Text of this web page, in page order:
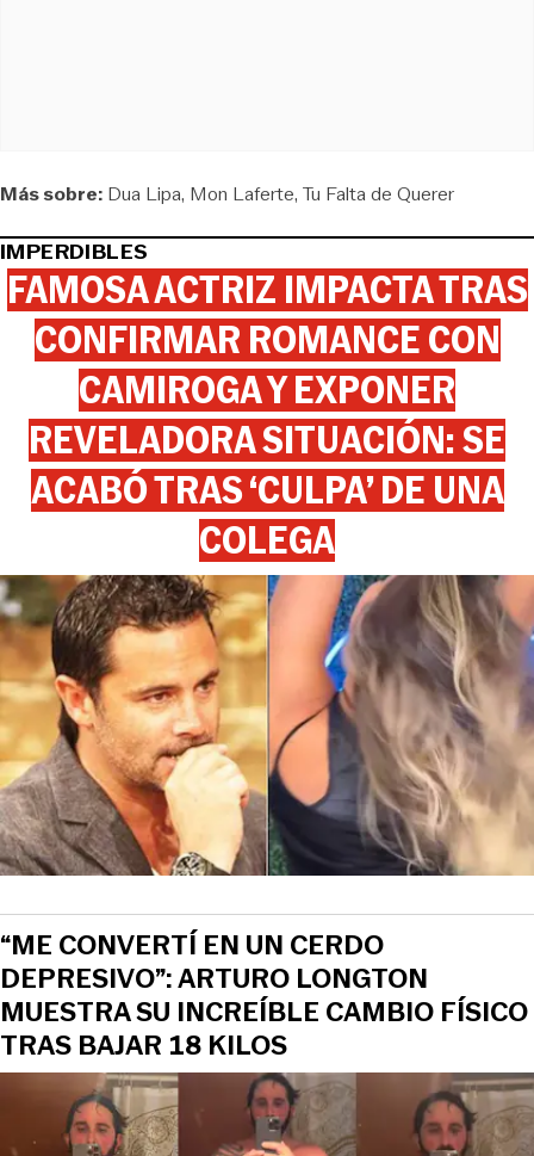
Más sobre: Dua Lipa Mon Laferte Tu Falta de Querer
IMPERDIBLES
FAMOSA ACTRIZ IMPACTA TRAS
CONFIRMAR ROMANCE CON
CAMIROGA Y EXPONER
REVELADORA SITUACIÓN: SE
ACABÓ TRAS ‘CULPA’ DE UNA
COLEGA
“ME CONVERTÍ EN UN CERDO
DEPRESIVO”: ARTURO LONGTON
MUESTRA SU INCREÍBLE CAMBIO FÍSICO
TRAS BAJAR 18 KILOS